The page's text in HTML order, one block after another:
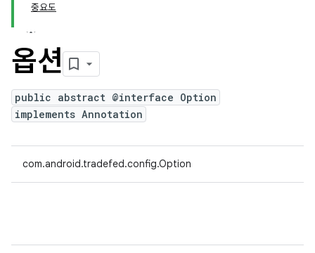
중요도
옵션
public abstract @interface Option
implements Annotation
com.android.tradefed.config.Option